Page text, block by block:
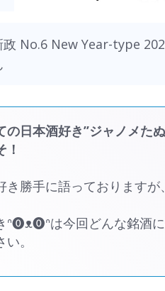
No.6 New Year-type
の日本酒好き”ジャノメ
き勝手に語っております
ᐢ⓿ᴥ⓿ᐢは今回どんな銘酒
。